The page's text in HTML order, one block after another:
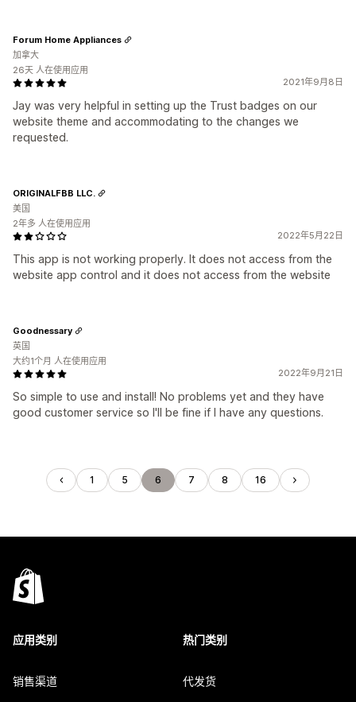
2021年9月8日
Jay was very helpful in setting up the Trust badges on our
website theme and accommodating to the changes we
requested.
Forum Home Appliances
加拿大
26天 人在使用应用
2022年5月22日
This app is not working properly. It does not access from the
website app control and it does not access from the website
ORIGINALFBB LLC.
美国
2年多 人在使用应用
2022年9月21日
So simple to use and install! No problems yet and they have
good customer service so I'll be fine if I have any questions.
Goodnessary
英国
大约1个月 人在使用应用
1 5 6 7 8 16
应用类别
销售渠道
热门类别
代发货